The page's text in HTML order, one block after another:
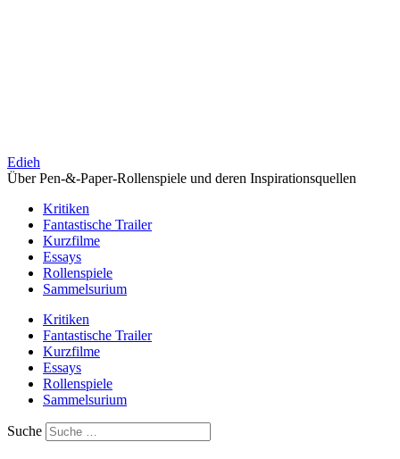
Edieh
Über Pen-&-Paper-Rollenspiele und deren Inspirationsquellen
Kritiken
Fantastische Trailer
Kurzfilme
Essays
Rollenspiele
Sammelsurium
Kritiken
Fantastische Trailer
Kurzfilme
Essays
Rollenspiele
Sammelsurium
Suche